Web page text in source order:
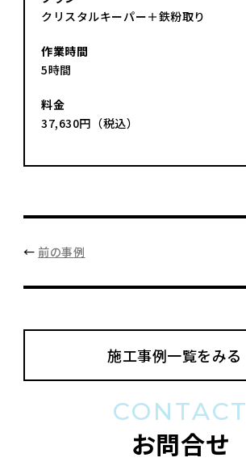
クリスタルキーパー＋鉄粉取り
作業時間
5時間
料金
37,630円（税込）
← 前の事例
施工事例一覧をみる
CONTACT
お問合せ